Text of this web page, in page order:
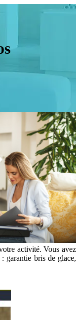
activité. Vous avez
garantie bris de glace,